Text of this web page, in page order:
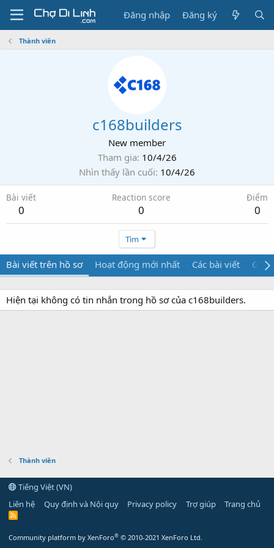
Đăng nhập Đăng ký
Thành viên
c168builders
New member
Tham gia 10/4/26
Nhìn thấy lần cuối 10/4/26
Bài viết
0
Reaction score
0
Điểm
0
Tìm
Bài viết trên hồ sơ Hoạt động mới nhất Các bài viết Giới
Hiện tại không có tin nhắn trong hồ sơ của c168builders.
Thành viên
Tiếng Việt (VN)
Liên hệ
Quy định và Nội quy Privacy policy Trợ giúp Trang chủ
R
Community platform by XenForo® © 2010-2021 XenForo Ltd.